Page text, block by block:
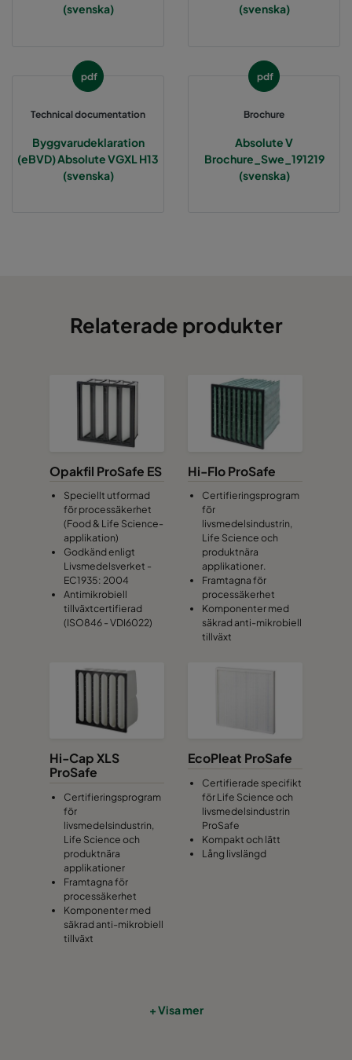
(svenska)
(svenska)
pdf
Technical documentation
Byggvarudeklaration
(eBVD) Absolute VGXL H13
(svenska)
pdf
Brochure
Absolute V
Brochure_Swe_191219
(svenska)
Relaterade produkter
Opakfil ProSafe ES
Speciellt utformad
för processäkerhet
(Food & Life Science-
applikation)
Godkänd enligt
Livsmedelsverket -
EC1935: 2004
Antimikrobiell
tillväxtcertifierad
(ISO846 - VDI6022)
Hi-Flo ProSafe
Certifieringsprogram
för
livsmedelsindustrin,
Life Science och
produktnära
applikationer.
Framtagna för
processäkerhet
Komponenter med
säkrad anti-mikrobiell
tillväxt
Hi-Cap XLS
ProSafe
Certifieringsprogram
för
livsmedelsindustrin,
Life Science och
produktnära
applikationer
Framtagna för
processäkerhet
Komponenter med
säkrad anti-mikrobiell
tillväxt
EcoPleat ProSafe
Certifierade specifikt
för Life Science och
livsmedelsindustrin
ProSafe
Kompakt och lätt
Lång livslängd
+ Visa mer